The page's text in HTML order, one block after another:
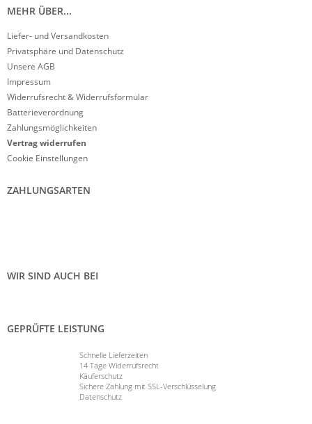
MEHR ÜBER...
Liefer- und Versandkosten
Privatsphäre und Datenschutz
Unsere AGB
Impressum
Widerrufsrecht & Widerrufsformular
Batterieverordnung
Zahlungsmöglichkeiten
Vertrag widerrufen
Cookie Einstellungen
ZAHLUNGSARTEN
WIR SIND AUCH BEI
GEPRÜFTE LEISTUNG
Schnelle Lieferzeiten
14 Tage Widerrufsrecht
Käuferschutz
Sichere Zahlung mit SSL-Verschlüsselung
Datenschutz